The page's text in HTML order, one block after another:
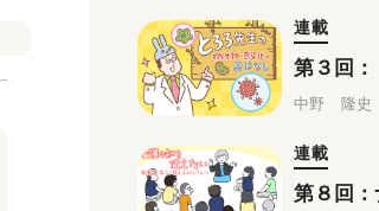
連載
第３回
中野 隆史
連載
第８回